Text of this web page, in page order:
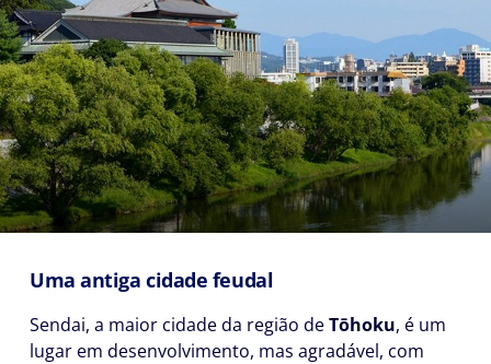
Uma antiga cidade feudal
Sendai, a maior cidade da região deTōhoku, é um
lugar em desenvolvimento, mas agradável, com